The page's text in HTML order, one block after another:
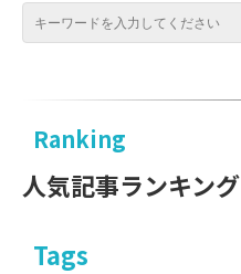
Ranking
人気記事ランキング
Tags